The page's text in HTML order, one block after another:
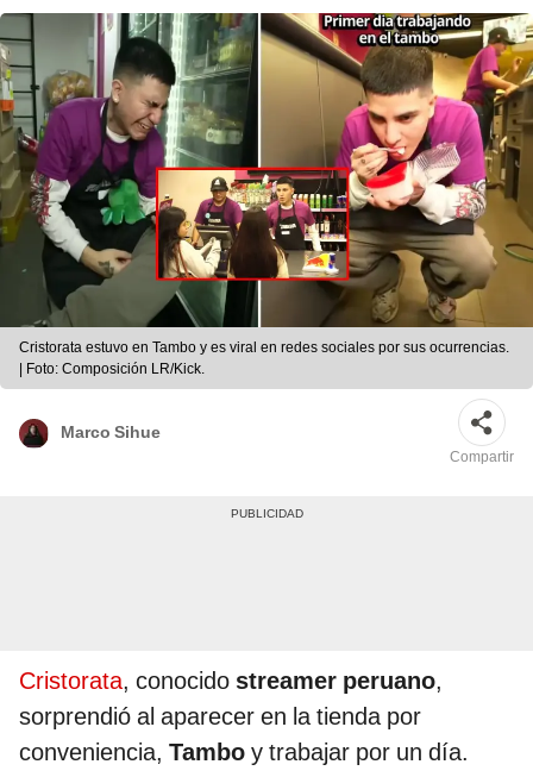
Cristorata estuvo en Tambo y es viral en redes sociales por sus ocurrencias.
| Foto: Composición LR/Kick.
Marco Sihue
Compartir
Cristorata, conocido streamer peruano,
sorprendió al aparecer en la tienda por
conveniencia, Tambo y trabajar por un día.